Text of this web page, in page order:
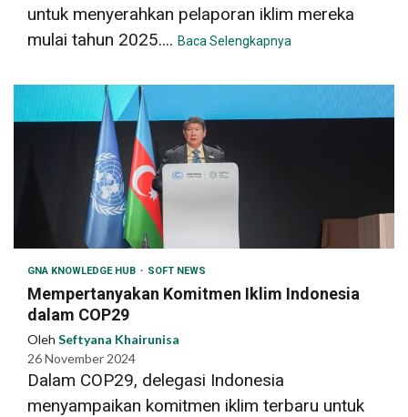
untuk menyerahkan pelaporan iklim mereka
mulai tahun 2025.... Baca Selengkapnya
GNA KNOWLEDGE HUB SOFT NEWS
Mempertanyakan Komitmen Iklim Indonesia
dalam COP29
Oleh Seftyana Khairunisa
26 November 2024
Dalam COP29, delegasi Indonesia
menyampaikan komitmen iklim terbaru untuk